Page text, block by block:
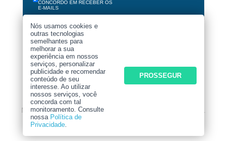
Nós usamos cookies e
outras tecnologias
semelhantes para
melhorar a sua
experiência em nossos
serviços, personalizar
publicidade e recomendar
conteúdo de seu
interesse. Ao utilizar
nossos serviços, você
concorda com tal
monitoramento. Consulte
nossa Política de
Privacidade.
PROSSEGUR
CONCORDO EM RECEBER OS
E-MAILS
AUGE 2019 - 2026 © TODOS OS DIREITOS
RESERVADOS.
AO NAVEGAR NESTE SITE VOCÊ CONCORDA COM
NOSSOSTERMOS DE USO E POLÍTICA DE PRIVACIDADE